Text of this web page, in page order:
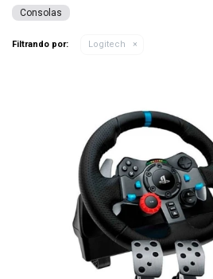
Consolas
Filtrando por: Logitech